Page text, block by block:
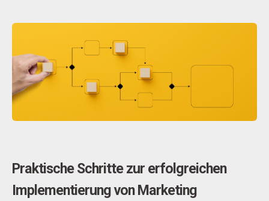
Praktische Schritte zur erfolgreichen
Implementierung von Marketing